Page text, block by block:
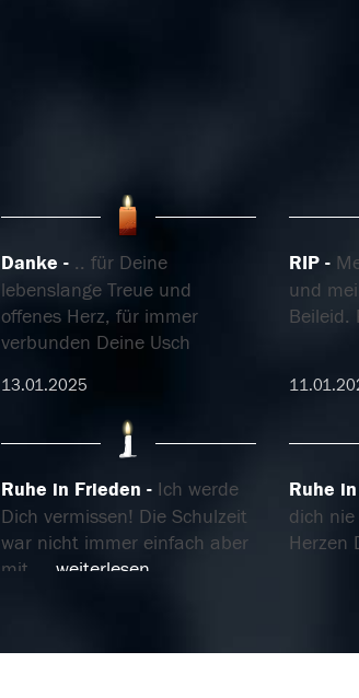
Danke
.. für Deine
lebenslange Treue und
offenes Herz, für immer
verbunden Deine Usch
13.01.2025
RIP
und
Beileid.
Ruhe in Frieden
Ich werde
Dich vermissen! Die Schulzeit
war nicht immer einfach aber
mit
weiterlesen
Ruhe
dich nie
Herzen